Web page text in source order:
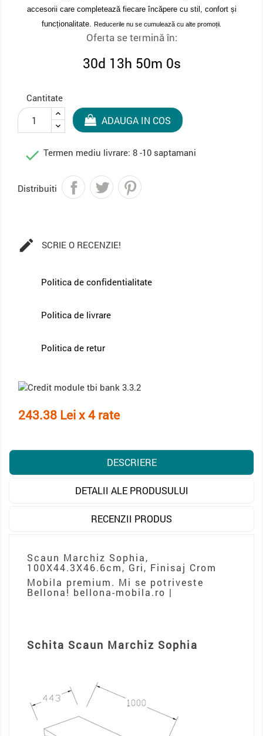
accesorii care completează fiecare încăpere cu stil, confort și
funcționalitate. Reducerile nu se cumulează cu alte promoții.
Oferta se termină în:
30d 13h 49m 59s
Cantitate
ADAUGA IN COS
 Termen mediu livrare: 8 -10 saptamani
Distribuiti
 SCRIE O RECENZIE!
Politica de confidentialitate
Politica de livrare
Politica de retur
243.38 Lei x 4 rate
DESCRIERE
DETALII ALE PRODUSULUI
RECENZII PRODUS
Scaun Marchiz Sophia,
100X44.3X46.6cm, Gri, Finisaj Crom
Mobila premium. Mi se potriveste
Bellona! bellona-mobila.ro |
Schita Scaun Marchiz Sophia